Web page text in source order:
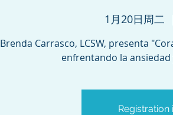
1月20日周二
Brenda Carrasco, LCSW, presenta
enfrentando la
Registration